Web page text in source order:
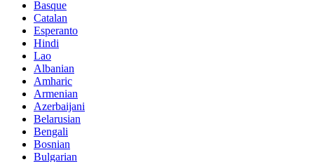
Basque
Catalan
Esperanto
Hindi
Lao
Albanian
Amharic
Armenian
Azerbaijani
Belarusian
Bengali
Bosnian
Bulgarian